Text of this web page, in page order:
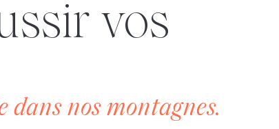
nos montagnes.